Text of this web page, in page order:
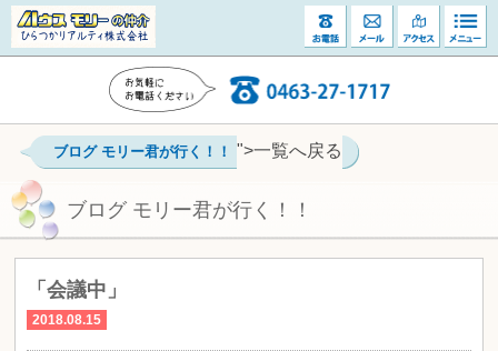
ブログ モリー君が行く！！ ">一覧へ戻る
ブログ モリー君が行く！！
「会議中」
2018.08.15